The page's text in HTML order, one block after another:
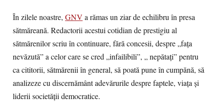
În zilele noastre, GNV a rămas un ziar de echilibru în presa
sătmăreană. Redactorii acestui cotidian de prestigiu al
sătmărenilor scriu în continuare, fără concesii, despre „faţa
nevăzută” a celor care se cred „infailibili”, „ nepătaţi” pentru
ca cititorii, sătmărenii în general, să poată pune în cumpănă, să
analizeze cu discernământ adevărurile despre faptele, viaţa şi
liderii societăţii democratice.